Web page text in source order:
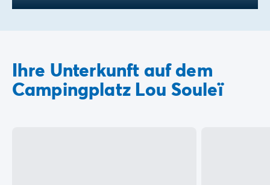
Ihre Unterkunft auf dem
Campingplatz Lou Souleï